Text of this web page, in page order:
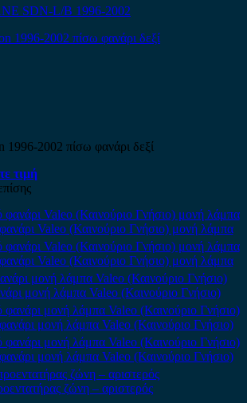
SDN-L/B 1996-2002
2002 πίσω φανάρι δεξί
τιμή
Valeo (Καινούριο Γνήσιο) μονή λάμπα
Valeo (Καινούριο Γνήσιο) μονή λάμπα
μονή λάμπα Valeo (Καινούριο Γνήσιο)
μονή λάμπα Valeo (Καινούριο Γνήσιο)
μονή λάμπα Valeo (Καινούριο Γνήσιο)
ζώνη – αριστερός